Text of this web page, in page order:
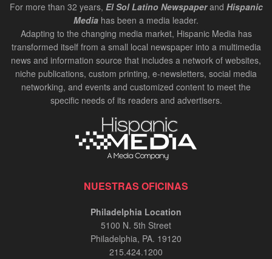
For more than 32 years, El Sol Latino Newspaperand Hispanic
Media has been a media leader.
Adapting to the changing media market, Hispanic Media has
transformed itself from a small local newspaper into a multimedia
news and information source that includes a network of websites,
niche publications, custom printing, e-newsletters, social media
networking, and events and customized content to meet the
specific needs of its readers and advertisers.
NUESTRAS OFICINAS
Philadelphia Location
5100 N. 5th Street
Philadelphia, PA. 19120
215.424.1200